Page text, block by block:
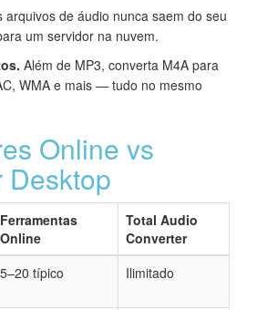
arquivos de áudio nunca saem do seu
um servidor na nuvem.
Além de MP3, converta M4A para
WMA e mais — tudo no mesmo
Online vs
Desktop
Ferramentas
Online
Total Audio
Converter
5–20 típico Ilimitado